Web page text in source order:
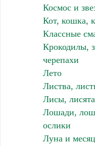
Космос и
Кот, кошка,
Классные
Крокодилы,
черепахи
Лето
Листва,
Лисы, лисята
Лошади,
ослики
Луна и месяц